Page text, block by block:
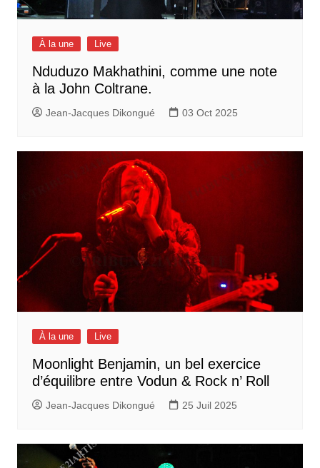
À la une Live
Nduduzo Makhathini, comme une note
à la John Coltrane.
Jean-Jacques Dikongué 03 Oct 2025
À la une Live
Moonlight Benjamin, un bel exercice
d’équilibre entre Vodun & Rock n’ Roll
Jean-Jacques Dikongué 25 Juil 2025